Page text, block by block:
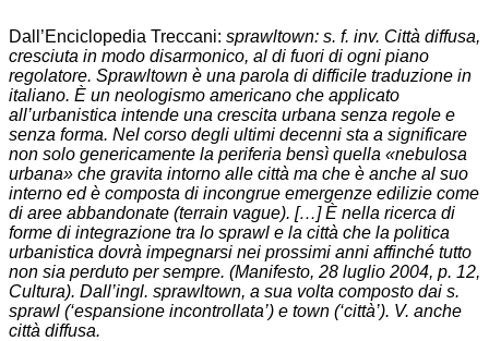
Dall’Enciclopedia Treccani: sprawltown: s. f. inv. Città diffusa,
cresciuta in modo disarmonico, al di fuori di ogni piano
regolatore. Sprawltown è una parola di difficile traduzione in
italiano. È un neologismo americano che applicato
all’urbanistica intende una crescita urbana senza regole e
senza forma. Nel corso degli ultimi decenni sta a significare
non solo genericamente la periferia bensì quella «nebulosa
urbana» che gravita intorno alle città ma che è anche al suo
interno ed è composta di incongrue emergenze edilizie come
di aree abbandonate (terrain vague). […] È nella ricerca di
forme di integrazione tra lo sprawl e la città che la politica
urbanistica dovrà impegnarsi nei prossimi anni affinché tutto
non sia perduto per sempre. (Manifesto, 28 luglio 2004, p. 12,
Cultura). Dall’ingl. sprawltown, a sua volta composto dai s.
sprawl (‘espansione incontrollata’) e town (‘città’). V. anche
città diffusa.